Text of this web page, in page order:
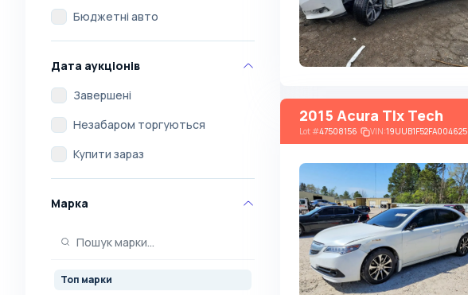
Бюджетні авто
Дата аукціонів
Завершені
Незабаром торгуються
Купити зараз
Марка
Топ марки
2015 Acura Tlx Tech
Lot#47508156 VIN:19UUB1F52FA004625